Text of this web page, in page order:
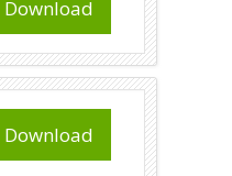
Download
Download